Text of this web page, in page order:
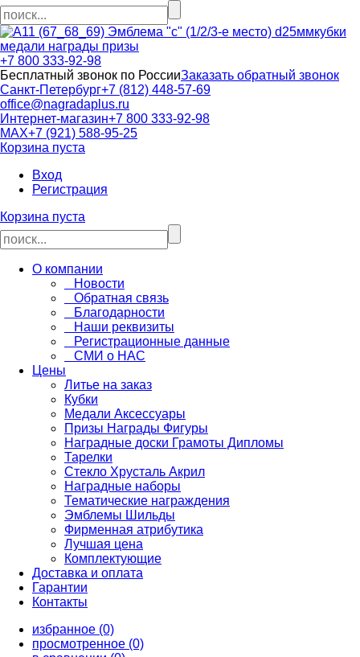
кубки
медали награды призы
+7 800 333-92-98
Бесплатный звонок по РоссииЗаказать обратный звонок
Санкт-Петербург+7 (812) 448-57-69
office@nagradaplus.ru
Интернет-магазин+7 800 333-92-98
MAX+7 (921) 588-95-25
Корзина пуста
Вход
Регистрация
Корзина пуста
О компании
Новости
Обратная связь
Благодарности
Наши реквизиты
Регистрационные данные
СМИ о НАС
Цены
Литье на заказ
Кубки
Медали Аксессуары
Призы Награды Фигуры
Наградные доски Грамоты Дипломы
Тарелки
Стекло Хрусталь Акрил
Наградные наборы
Тематические награждения
Эмблемы Шильды
Фирменная атрибутика
Лучшая цена
Комплектующие
Доставка и оплата
Гарантии
Контакты
избранное (0)
просмотренное (0)